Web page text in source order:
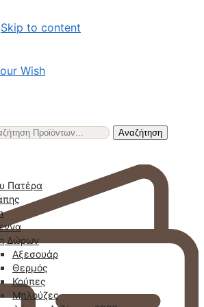
Skip to content
Αναζήτηση
Αναζήτηση
Πατέρα
Δώρων
Αξεσουάρ
Θερμός
Κούπες
Μπλούζες